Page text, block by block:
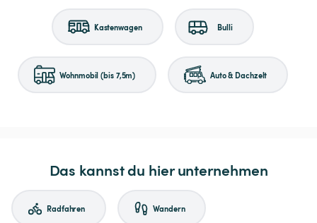
Kastenwagen Bulli
Wohnmobil (bis 7,5m) Auto & Dachzelt
Das kannst du hier unternehmen
Radfahren Wandern